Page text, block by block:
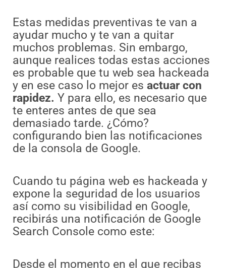
Estas medidas preventivas te van a
ayudar mucho y te van a quitar
muchos problemas. Sin embargo,
aunque realices todas estas acciones
es probable que tu web sea hackeada
y en ese caso lo mejor es actuar con
rapidez. Y para ello, es necesario que
te enteres antes de que sea
demasiado tarde. ¿Cómo?
configurando bien las notificaciones
de la consola de Google.
Cuando tu página web es hackeada y
expone la seguridad de los usuarios
así como su visibilidad en Google,
recibirás una notificación de Google
Search Console como este:
Desde el momento en el que recibas